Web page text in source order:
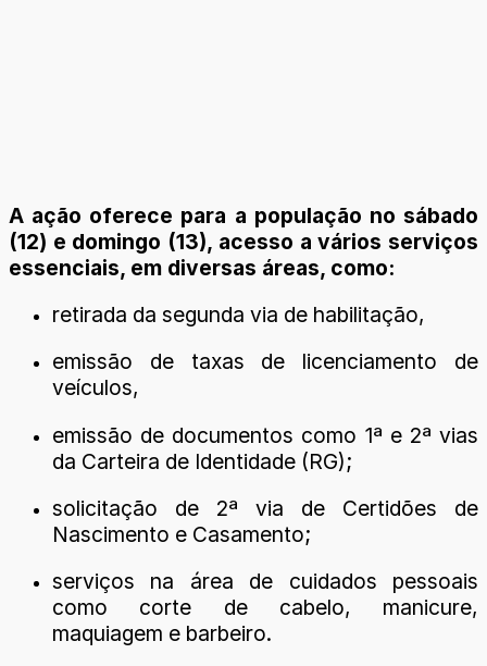
A ação oferece para a população no sábado
(12) e domingo (13), acesso a vários serviços
essenciais, em diversas áreas, como:
retirada da segunda via de habilitação,
emissão de taxas de licenciamento de
veículos,
emissão de documentos como 1ª e 2ª vias
da Carteira de Identidade (RG);
solicitação de 2ª via de Certidões de
Nascimento e Casamento;
serviços na área de cuidados pessoais
como corte de cabelo, manicure,
maquiagem e barbeiro.